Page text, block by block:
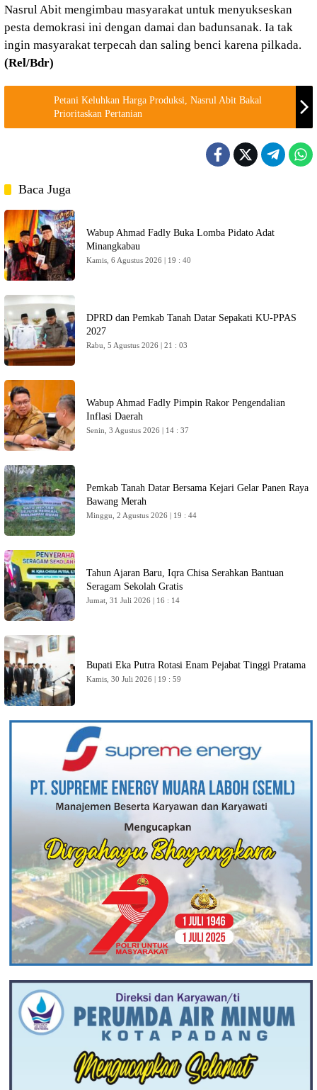
Nasrul Abit mengimbau masyarakat untuk menyukseskan
pesta demokrasi ini dengan damai dan badunsanak. Ia tak
ingin masyarakat terpecah dan saling benci karena pilkada.
(Rel/Bdr)
Petani Keluhkan Harga Produksi, Nasrul Abit Bakal
Prioritaskan Pertanian
Baca Juga
Wabup Ahmad Fadly Buka Lomba Pidato Adat
Minangkabau
Kamis, 6 Agustus 2026 | 19 : 40
DPRD dan Pemkab Tanah Datar Sepakati KU-PPAS
2027
Rabu, 5 Agustus 2026 | 21 : 03
Wabup Ahmad Fadly Pimpin Rakor Pengendalian
Inflasi Daerah
Senin, 3 Agustus 2026 | 14 : 37
Pemkab Tanah Datar Bersama Kejari Gelar Panen Raya
Bawang Merah
Minggu, 2 Agustus 2026 | 19 : 44
Tahun Ajaran Baru, Iqra Chisa Serahkan Bantuan
Seragam Sekolah Gratis
Jumat, 31 Juli 2026 | 16 : 14
Bupati Eka Putra Rotasi Enam Pejabat Tinggi Pratama
Kamis, 30 Juli 2026 | 19 : 59